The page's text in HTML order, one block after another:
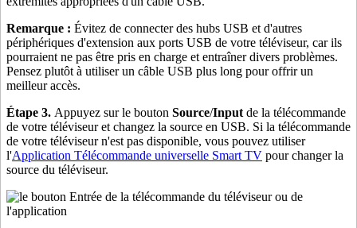
Remarque : Évitez de connecter des hubs USB et d'autres
périphériques d'extension aux ports USB de votre téléviseur, car ils
pourraient ne pas être pris en charge et entraîner divers problèmes.
Pensez plutôt à utiliser un câble USB plus long pour offrir un
meilleur accès.
Étape 3. Appuyez sur le bouton Source/Input de la télécommande
de votre téléviseur et changez la source en USB. Si la télécommande
de votre téléviseur n'est pas disponible, vous pouvez utiliser
l'Application Télécommande universelle Smart TV pour changer la
source du téléviseur.